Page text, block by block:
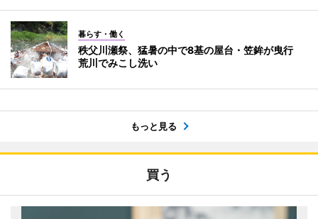
暮らす・働く
秩父川瀬祭、猛暑の中で8基の屋台・笠鉾が曳行
荒川でみこし洗い
もっと見る
買う